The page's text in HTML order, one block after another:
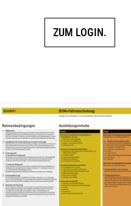
ZUM LOGIN.